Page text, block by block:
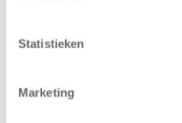
Statistieken
Marketing